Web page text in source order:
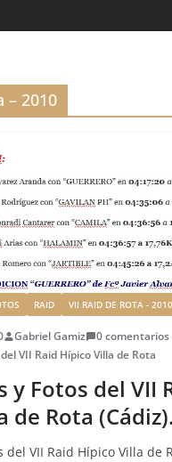
te l e l
– 2010
RAID VII RAID DE ROTA - 2010
Gabriel Gamiz
0 comentarios
VII Raid Hípico Villa de Rota
y Fotos del VII
de Rota (Cádiz).
del VII Raid Hípico Villa de